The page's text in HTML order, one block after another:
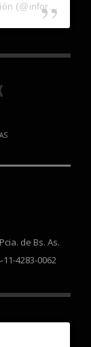
Una publicación compartida por Info Región (@inforegion_redes)
de Bs. As.
4283-0062